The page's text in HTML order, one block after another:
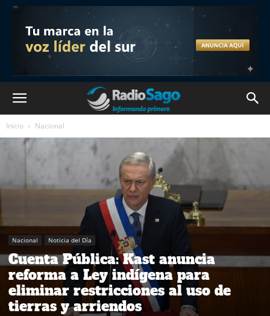
Inicio Nacional
Nacional Noticia del Día
Cuenta Pública: Kast anuncia
reforma a Ley indígena para
eliminar restricciones al uso de
tierras y arriendos